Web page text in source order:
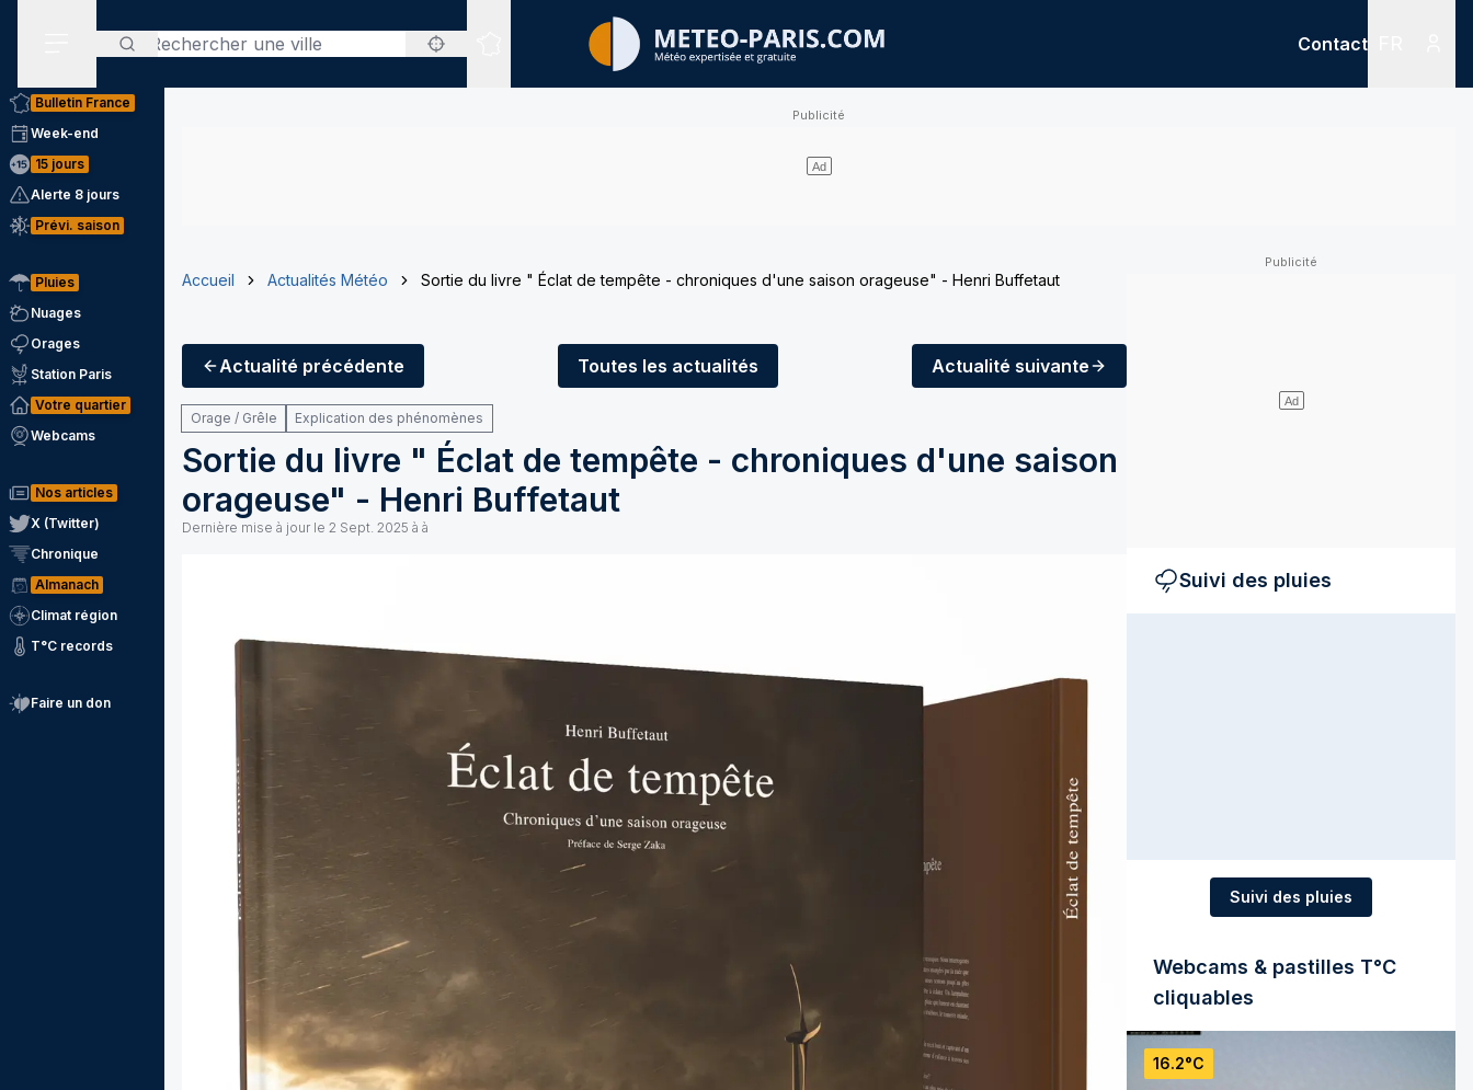
Rechercher
Sites expertisés
Contact
Bulletin France
Week-end
15 jours
Alerte 8 jours
Prévi. saison
Pluies
Nuages
Orages
Station Paris
Votre quartier
Webcams
Nos articles
X (Twitter)
Chronique
Almanach
Climat région
T°C records
Faire un don
Accueil Actualités Météo Sortie du livre " Éclat de tempête - chroniques d'une saison orageuse" - Henri Buffetaut
Actualité précédente Toutes les actualités Actualité suivante
Orage / Grêle Explication des phénomènes
Sortie du livre " Éclat de tempête - chroniques d'une saison
orageuse" - Henri Buffetaut
Dernière mise à jour le 2 Sept. 2025 à à
Suivi des pluies
Suivi des pluies
Webcams & pastilles T°C
cliquables
16.2°C